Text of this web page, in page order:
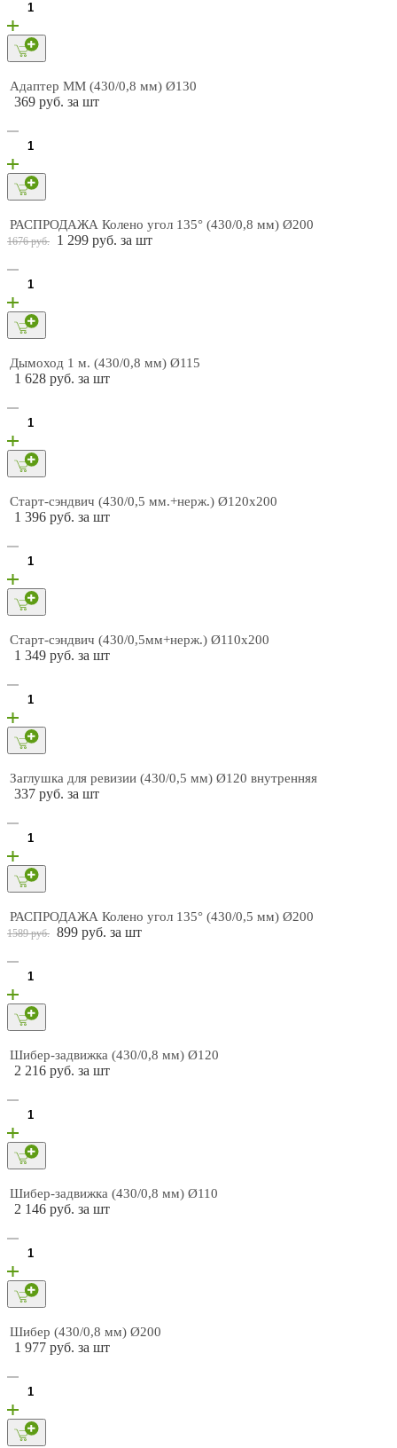
Адаптер ММ (430/0,8 мм) Ø130
369 руб. за шт
РАСПРОДАЖА Колено угол 135° (430/0,8 мм) Ø200
1676 руб. 1 299 руб. за шт
Дымоход 1 м. (430/0,8 мм) Ø115
1 628 руб. за шт
Старт-сэндвич (430/0,5 мм.+нерж.) Ø120х200
1 396 руб. за шт
Старт-сэндвич (430/0,5мм+нерж.) Ø110х200
1 349 руб. за шт
Заглушка для ревизии (430/0,5 мм) Ø120 внутренняя
337 руб. за шт
РАСПРОДАЖА Колено угол 135° (430/0,5 мм) Ø200
1589 руб. 899 руб. за шт
Шибер-задвижка (430/0,8 мм) Ø120
2 216 руб. за шт
Шибер-задвижка (430/0,8 мм) Ø110
2 146 руб. за шт
Шибер (430/0,8 мм) Ø200
1 977 руб. за шт